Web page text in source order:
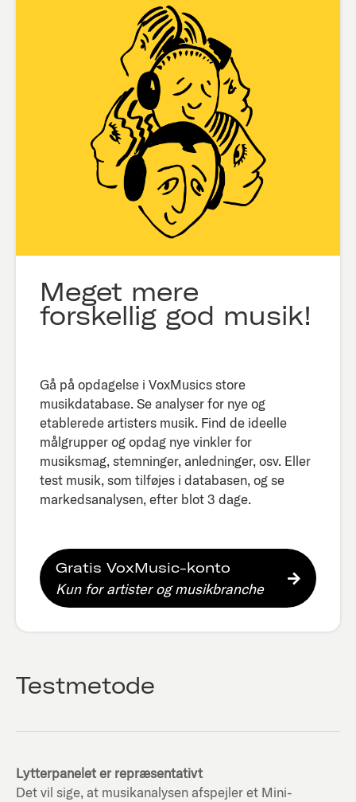
Meget mere
forskellig god musik!
Gå på opdagelse i VoxMusics store
musikdatabase. Se analyser for nye og
etablerede artisters musik. Find de ideelle
målgrupper og opdag nye vinkler for
musiksmag, stemninger, anledninger, osv. Eller
test musik, som tilføjes i databasen, og se
markedsanalysen, efter blot 3 dage.​
Gratis VoxMusic-konto
Kun for artister og musikbranche
Testmetode
Lytterpanelet er repræsentativt
Det vil sige, at musikanalysen afspejler et Mini-